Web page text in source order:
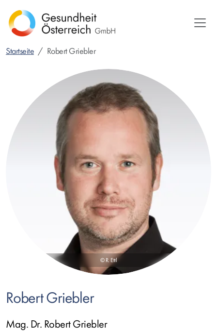
zum
Inhalt
Startseite Robert Griebler
© R. Ettl
Robert Griebler
Mag. Dr. Robert Griebler